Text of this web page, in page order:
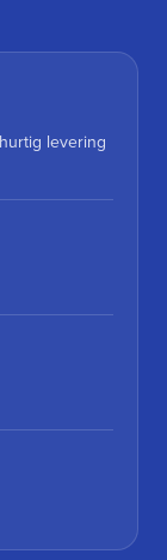
levering